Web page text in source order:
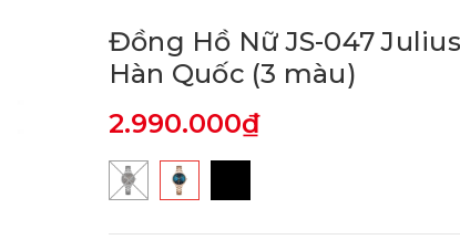
Đồng Hồ Nữ JS-047
Hàn Quốc (3 màu)
2.990.000₫